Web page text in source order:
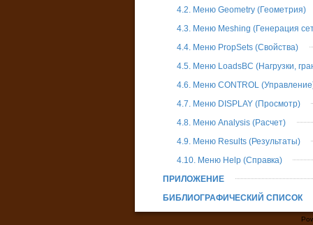
4.2. Меню Geometry (Геометрия)
4.3. Меню Meshing (Генерация
4.4. Меню PropSets (Свойства)
4.5. Меню LoadsBC (Нагрузки,
4.6. Меню CONTROL
4.7. Меню DISPLAY (Просмотр)
4.8. Меню Analysis (Расчет)
4.9. Меню Results (Результаты)
4.10. Меню Help (Справка)
ПРИЛОЖЕНИЕ
БИБЛИОГРАФИЧЕСКИЙ СПИСОК